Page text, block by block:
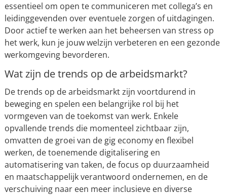
essentieel om open te communiceren met collega’s en
leidinggevenden over eventuele zorgen of uitdagingen.
Door actief te werken aan het beheersen van stress op
het werk, kun je jouw welzijn verbeteren en een gezonde
werkomgeving bevorderen.
Wat zijn de trends op de arbeidsmarkt?
De trends op de arbeidsmarkt zijn voortdurend in
beweging en spelen een belangrijke rol bij het
vormgeven van de toekomst van werk. Enkele
opvallende trends die momenteel zichtbaar zijn,
omvatten de groei van de gig economy en flexibel
werken, de toenemende digitalisering en
automatisering van taken, de focus op duurzaamheid
en maatschappelijk verantwoord ondernemen, en de
verschuiving naar een meer inclusieve en diverse